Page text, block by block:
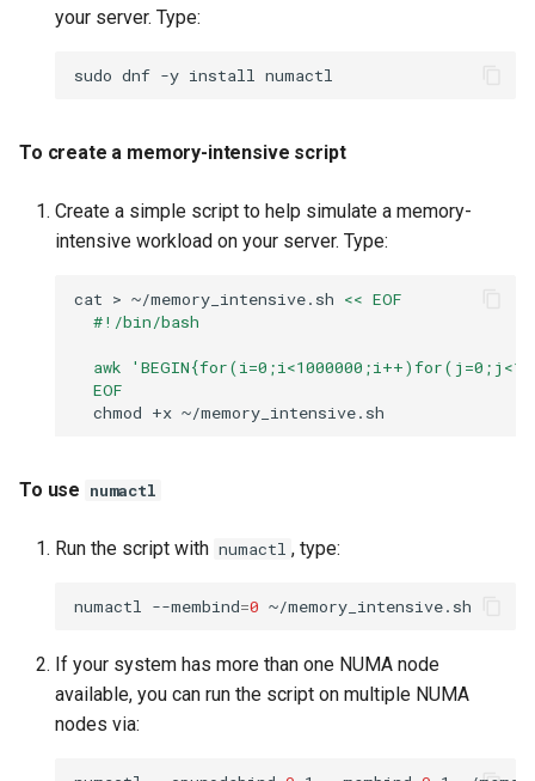
your server. Type:
sudo dnf -y install
To create a memory-intensive script
Create a simple script to help simulate a memory-
intensive workload on your server. Type:
cat > ~/memory_intensive.sh << EOF
  #!/bin/bash
awk
  EOF
chmod +x
To use numactl
Run the script with numactl , type:
numactl --membind=0
If your system has more than one NUMA node
available, you can run the script on multiple NUMA
nodes via: